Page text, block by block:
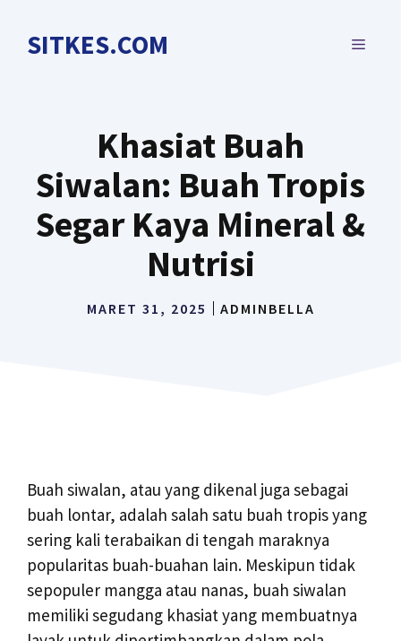
SITKES.COM MENU
Khasiat Buah
Siwalan: Buah Tropis
Segar Kaya Mineral &
Nutrisi
MARET 31, 2025 ADMINBELLA
Buah siwalan, atau yang dikenal juga sebagai
buah lontar, adalah salah satu buah tropis yang
sering kali terabaikan di tengah maraknya
popularitas buah-buahan lain. Meskipun tidak
sepopuler mangga atau nanas, buah siwalan
memiliki segudang khasiat yang membuatnya